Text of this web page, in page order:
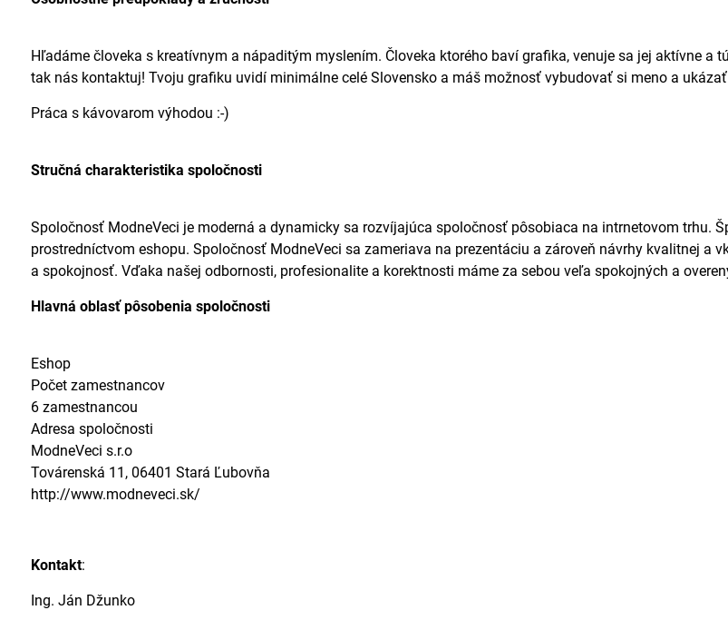
Hľadáme človeka s kreatívnym a nápaditým myslením. Človeka ktorého baví grafika, venuje sa jej aktívne
tak nás kontaktuj! Tvoju grafiku uvidí minimálne celé Slovensko a máš možnosť vybudovať si meno a ukázať
Práca s kávovarom výhodou :-)
Stručná charakteristika spoločnosti
Spoločnosť ModneVeci je moderná a dynamicky sa rozvíjajúca spoločnosť pôsobiaca na intrnetovom trhu.
prostredníctvom eshopu. Spoločnosť ModneVeci sa zameriava na prezentáciu a zároveň návrhy kvalitnej a
a spokojnosť. Vďaka našej odbornosti, profesionalite a korektnosti máme za sebou veľa spokojných a
Hlavná oblasť pôsobenia spoločnosti
Eshop
Počet zamestnancov
6 zamestnancou
Adresa spoločnosti
ModneVeci s.r.o
Továrenská 11, 06401 Stará Ľubovňa
http://www.modneveci.sk/
Kontakt:
Ing. Ján Džunko